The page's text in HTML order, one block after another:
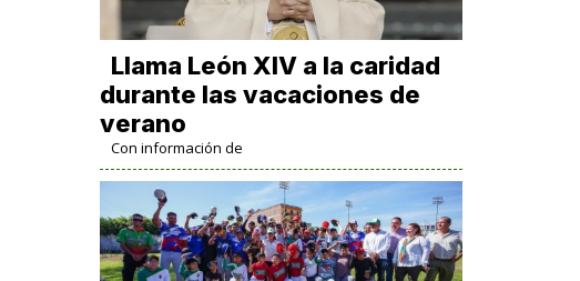
Llama León XIV a la caridad
durante las vacaciones de
verano
Con información de